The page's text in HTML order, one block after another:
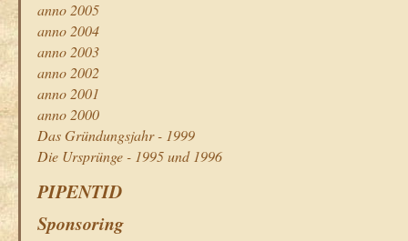
anno 2005
anno 2004
anno 2003
anno 2002
anno 2001
anno 2000
Das Gründungsjahr - 1999
Die Ursprünge - 1995 und 1996
PIPENTID
Sponsoring